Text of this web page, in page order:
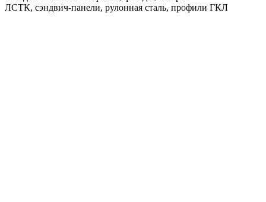
ЛСТК, сэндвич-панели, рулонная сталь, профили ГКЛ